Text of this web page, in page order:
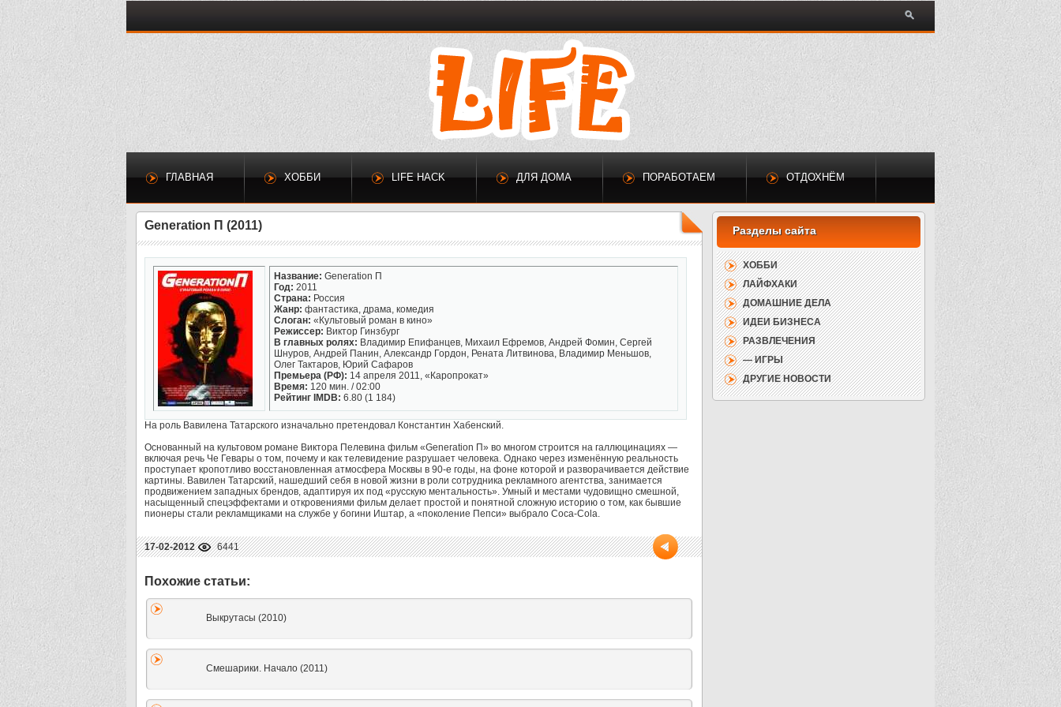
ГЛАВНАЯ ХОББИ LIFE HACK ДЛЯ ДОМА ПОРАБОТАЕМ ОТДОХНЁМ
Generation П (2011)
Название: Generation П
Год: 2011
Страна: Россия
Жанр: фантастика, драма, комедия
Слоган: «Культовый роман в кино»
Режиссер: Виктор Гинзбург
В главных ролях: Владимир Епифанцев, Михаил Ефремов, Андрей Фомин, Сергей
Шнуров, Андрей Панин, Александр Гордон, Рената Литвинова, Владимир Меньшов,
Олег Тактаров, Юрий Сафаров
Премьера (РФ): 14 апреля 2011, «Каропрокат»
Время: 120 мин. / 02:00
Рейтинг IMDB: 6.80 (1 184)
На роль Вавилена Татарского изначально претендовал Константин Хабенский.
Основанный на культовом романе Виктора Пелевина фильм «Generation П» во многом строится на галлюцинациях —
включая речь Че Гевары о том, почему и как телевидение разрушает человека. Однако через изменённую реальность
проступает кропотливо восстановленная атмосфера Москвы в 90-е годы, на фоне которой и разворачивается действие
картины. Вавилен Татарский, нашедший себя в новой жизни в роли сотрудника рекламного агентства, занимается
продвижением западных брендов, адаптируя их под «русскую ментальность». Умный и местами чудовищно смешной,
насыщенный спецэффектами и откровениями фильм делает простой и понятной сложную историю о том, как бывшие
пионеры стали рекламщиками на службе у богини Иштар, а «поколение Пепси» выбрало Coca-Cola.
17-02-2012 6441
Выкрутасы (2010)
Смешарики. Начало (2011)
ХОББИ
ЛАЙФХАКИ
ДОМАШНИЕ ДЕЛА
ИДЕИ БИЗНЕСА
РАЗВЛЕЧЕНИЯ
— ИГРЫ
ДРУГИЕ НОВОСТИ